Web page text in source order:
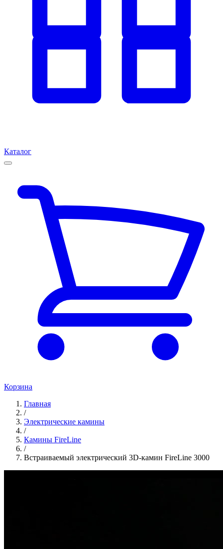
Каталог
Корзина
Главная
/
Электрические камины
/
Камины FireLine
/
Встраиваемый электрический 3D-камин FireLine 3000